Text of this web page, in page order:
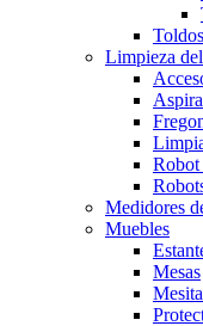
Toldos
Limpieza
Robot
Medidores
Muebles
Mesas